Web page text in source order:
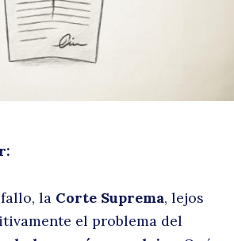
y
la Corte Suprema, lejos
el problema del